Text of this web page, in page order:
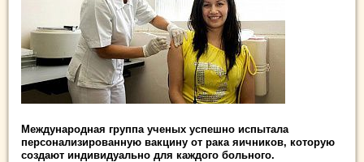
Международная группа ученых успешно испытала
персонализированную вакцину от рака яичников, которую
создают индивидуально для каждого больного.